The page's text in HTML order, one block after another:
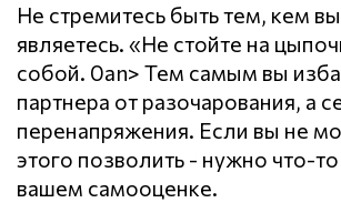
Не стремитесь быть тем, кем
являетесь. «Не стойте на
собой. 0an> Тем самым вы
партнера от разочарования, а
перенапряжения. Если вы не
этого позволить - нужно что-
вашем самооценке.